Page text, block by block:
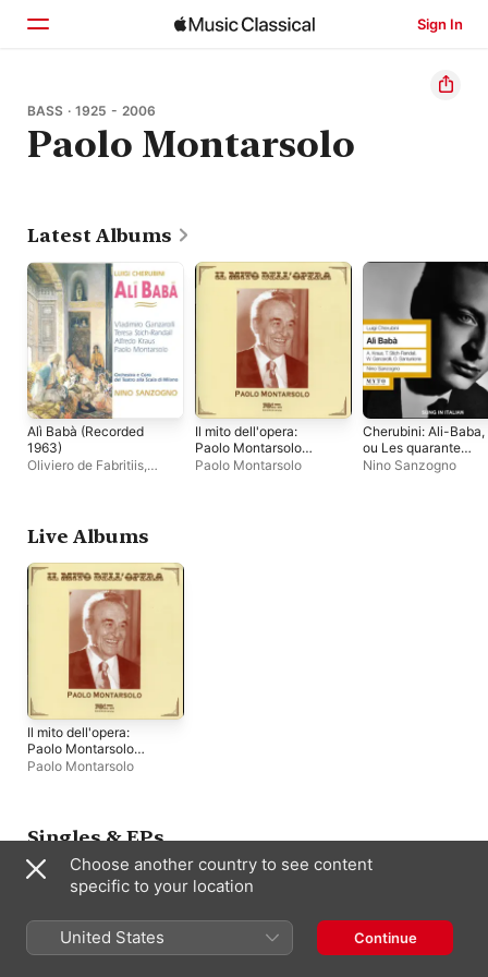
Sign In
Home
Browse
BASS · 1925 - 2006
Paolo Montarsolo
Latest Albums
Alì Babà (Recorded
1963)
Oliviero de Fabritiis,
Ganzarolli,Coro del
Teatro alla Scala di
Milano,Lorenzo Testi,
Virgilio Carbonari,Teresa
Stich-Randall,Agostino
Nino Sanzogno
Orchestra del Teatro alla
Scala di Milano
Il mito dell'opera:
Paolo Montarsolo
(Live)
Paolo Montarsolo
Cherubini: Ali-Baba,
ou Les quarante
voleurs (1963)
Nino Sanzogno
Live Albums
Il mito dell'opera:
Paolo Montarsolo
(Live)
Paolo Montarsolo
Singles & EPs
Choose another country to see content
specific to your location
United States Continue